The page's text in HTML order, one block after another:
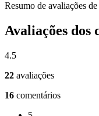
Resumo de avaliações
Avaliações dos
4.5
22 avaliações
16 comentários